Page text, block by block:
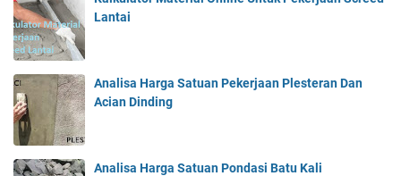
Lantai
Analisa Harga Satuan Pekerjaan Plesteran Dan
Acian Dinding
Analisa Harga Satuan Pondasi Batu Kali